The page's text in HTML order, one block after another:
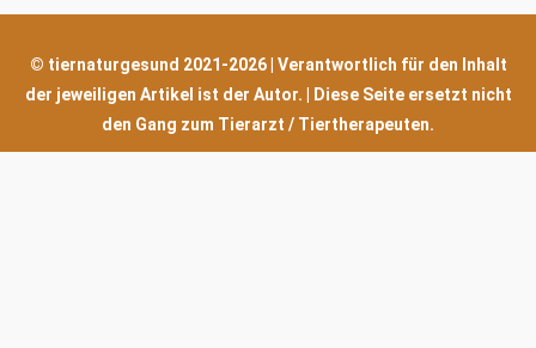
© tiernaturgesund 2021-2026 | Verantwortlich für den Inhalt
der jeweiligen Artikel ist der Autor. | Diese Seite ersetzt nicht
den Gang zum Tierarzt / Tiertherapeuten.